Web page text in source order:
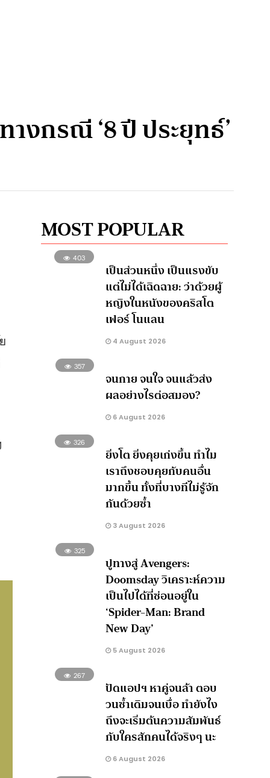
งกรณี ‘8 ปี ประยุทธ์’
MOST POPULAR
403
เป็นส่วนหนึ่ง เป็นแรงขับ
แต่ไม่ได้เฉิดฉาย: ว่าด้วยผู้
หญิงในหนังของคริสโต
เฟอร์ โนแลน
4 August 2026
357
จนกาย จนใจ จนแล้วส่ง
ผลอย่างไรต่อสมอง?
6 August 2026
326
ยิ่งโต ยิ่งคุยเก่งขึ้น ทำไม
เราถึงชอบคุยกับคนอื่น
มากขึ้น ทั้งที่บางทีไม่รู้จัก
กันด้วยซ้ำ
3 August 2026
325
ปูทางสู่ Avengers:
Doomsday วิเคราะห์ความ
เป็นไปได้ที่ซ่อนอยู่ใน
‘Spider-Man: Brand
New Day’
5 August 2026
267
ปัดแอปฯ หาคู่จนล้า ตอบ
วนซ้ำเดิมจนเบื่อ ทำยังไง
ถึงจะเริ่มต้นความสัมพันธ์
กับใครสักคนได้จริงๆ นะ
6 August 2026